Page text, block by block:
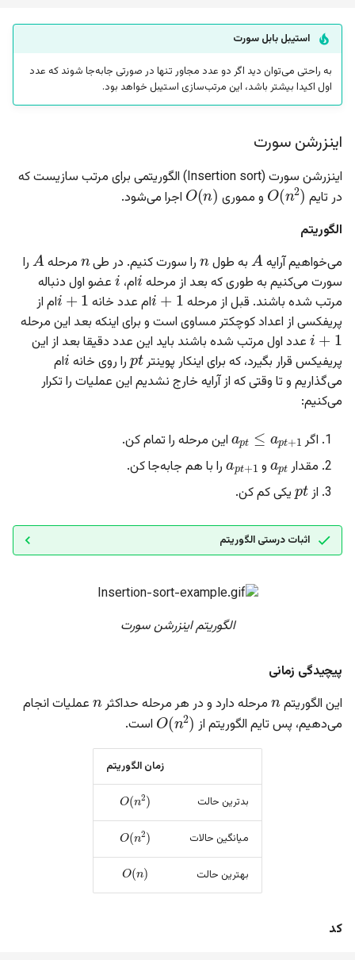
استیبل بابل سورت
به راحتی می‌توان دید اگر دو عدد مجاور تنها در صورتی جابه‌جا شوند که عدد
اول اکیدا بیشتر باشد، این مرتب‌سازی استیبل خواهد بود.
اینزرشن سورت
اینزرشن سورت (Insertion sort) الگوریتمی برای مرتب سازیست که
در تایم
O(n2) و مموری
O(n)
اجرا می‌شود.
الگوریتم
می‌خواهیم آرایه
A
به طول را سورت کنیم. در طی مرحله
A
را
سورت می‌کنیم به طوری که بعد از مرحله
i
ام،
i
عضو اول دنباله
مرتب شده باشند. قبل از مرحله
i+1
ام عدد خانه
i+1
ام از
پریفکسی از اعداد کوچکتر مساوی است و برای اینکه بعد این مرحله
i+1
عدد اول مرتب شده باشند باید این عدد دقیقا بعد از این
پریفیکس قرار بگیرد، که برای اینکار پوینتر
pt
را روی خانه
i
ام
می‌گذاریم و تا وقتی که از آرایه خارج نشدیم این عملیات را تکرار
می‌کنیم:
اگر
این مرحله را تمام کن.
مقدار
apt
و
apt+1
را با هم جا‌به‌جا کن.
از
pt
یکی کم کن.
اثبات درستی الگوریتم
الگوریتم اینزرشن سورت
پیچیدگی زمانی
این الگوریتم
n
مرحله دارد و در هر مرحله حداکثر عملیات انجام
می‌دهیم، پس تایم الگوریتم از
O(n2) است.
زمان الگوریتم
بدترین حالت O(n2)
میانگین حالات O(n2)
بهترین حالت
O(n)
کد